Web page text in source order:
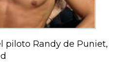
piloto Randy de Puniet,